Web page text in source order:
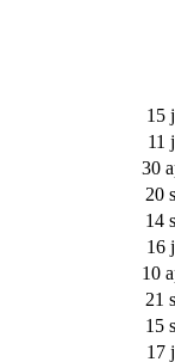
15
11
30
20
14
16
10
21
15
17